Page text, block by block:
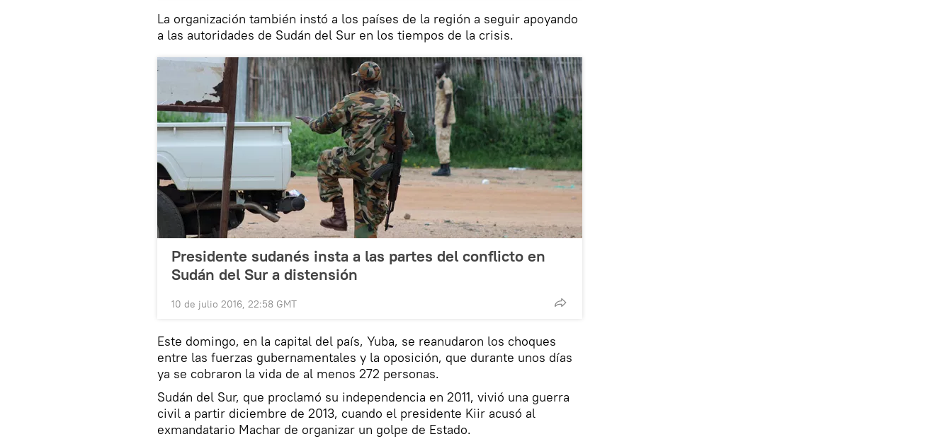
La organización también instó a los países de la región a seguir apoyando
a las autoridades de Sudán del Sur en los tiempos de la crisis.
Presidente sudanés insta a las partes del conflicto en
Sudán del Sur a distensión
10 de julio 2016, 22:58 GMT
Este domingo, en la capital del país, Yuba, se reanudaron los choques
entre las fuerzas gubernamentales y la oposición, que durante unos días
ya se cobraron la vida de al menos 272 personas.
Sudán del Sur, que proclamó su independencia en 2011, vivió una guerra
civil a partir diciembre de 2013, cuando el presidente Kiir acusó al
exmandatario Machar de organizar un golpe de Estado.